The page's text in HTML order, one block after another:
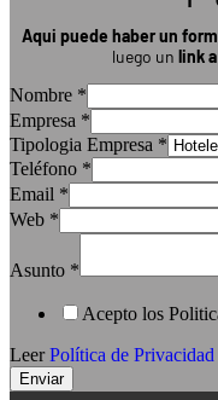
Aqui puede haber un
luego un link
Nombre *
Empresa *
Tipologia Empresa *
Teléfono *
Email *
Web *
Asunto *
Acepto los
LeerPolítica de Privacidad
Enviar